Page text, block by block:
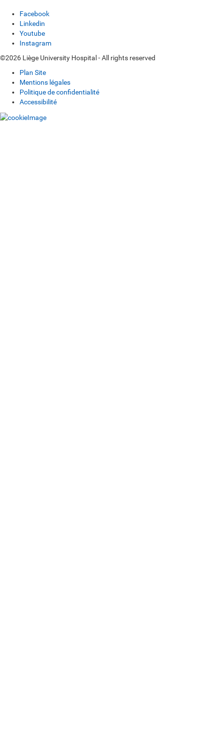
Facebook
Linkedin
Youtube
Instagram
©2026 Liège University Hospital - All rights reserved
Plan Site
Mentions légales
Politique de confidentialité
Accessibilité